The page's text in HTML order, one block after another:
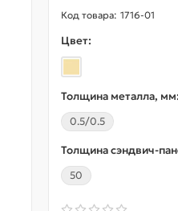
1716-01
Цвет:
Толщина металла, мм:
0.5/0.5
Толщина сэндвич-
50